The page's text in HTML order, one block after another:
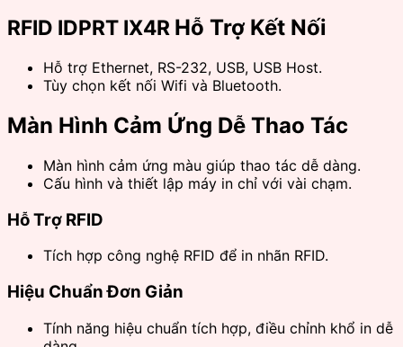
RFID IDPRT IX4R Hỗ Trợ Kết Nối
Hỗ trợ Ethernet, RS-232, USB, USB Host.
Tùy chọn kết nối Wifi và Bluetooth.
Màn Hình Cảm Ứng Dễ Thao Tác
Màn hình cảm ứng màu giúp thao tác dễ dàng.
Cấu hình và thiết lập máy in chỉ với vài chạm.
Hỗ Trợ RFID
Tích hợp công nghệ RFID để in nhãn RFID.
Hiệu Chuẩn Đơn Giản
Tính năng hiệu chuẩn tích hợp, điều chỉnh khổ in dễ